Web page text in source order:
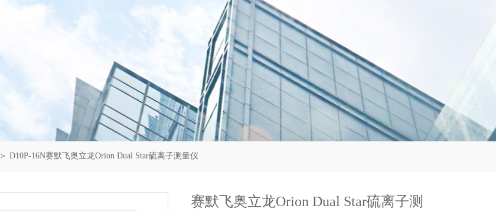
＞ D10P-16N赛默飞奥立龙Orion Dual Star硫离子测量仪
赛默飞奥立龙Orion Dual Star硫离子测